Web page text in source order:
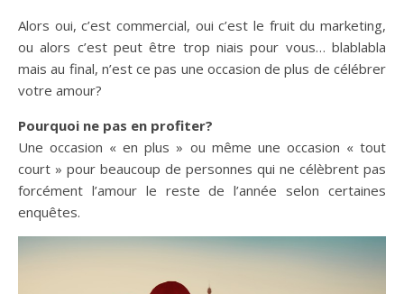
Alors oui, c’est commercial, oui c’est le fruit du marketing,
ou alors c’est peut être trop niais pour vous… blablabla
mais au final, n’est ce pas une occasion de plus de célébrer
votre amour?
Pourquoi ne pas en profiter?
Une occasion « en plus » ou même une occasion « tout
court » pour beaucoup de personnes qui ne célèbrent pas
forcément l’amour le reste de l’année selon certaines
enquêtes.